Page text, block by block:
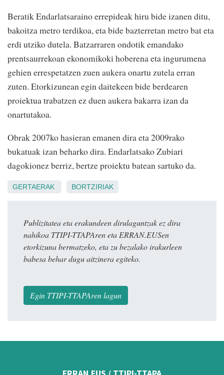
Beratik Endarlatsaraino errepideak hiru bide izanen ditu,
bakoitza metro terdikoa, eta bide bazterretan metro bat eta
erdi utziko dutela. Batzarraren ondotik emandako
prentsaurrekoan ekonomikoki hoberena eta ingurumena
gehien errespetatzen zuen aukera onartu zutela erran
zuten. Etorkizunean egin daitekeen bide berdearen
proiektua trabatzen ez duen aukera bakarra izan da
onartutakoa.
Obrak 2007ko hasieran emanen dira eta 2009rako
bukatuak izan beharko dira. Endarlatsako Zubiari
dagokionez berriz, bertze proiektu batean sartuko da.
GERTAERAK BORTZIRIAK
Publizitatea eta erakundeen dirulaguntzak ez dira
nahikoa TTIPI-TTAPAren eta ERRAN.EUSen
etorkizuna bermatzeko, eta zu bezalako irakurleen
babesa behar dugu aitzinera egiteko.
Egin TTIPI-TTAPAren lagun